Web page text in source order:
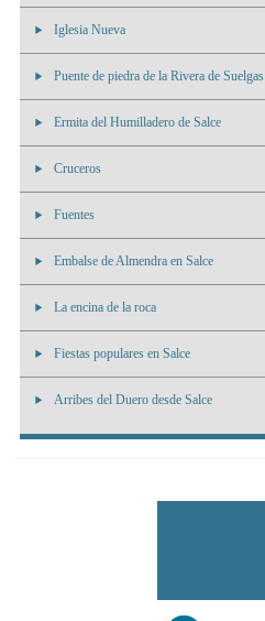
Iglesia Nueva
Puente de piedra de la Rivera de Suelgas
Ermita del Humilladero de Salce
Cruceros
Fuentes
Embalse de Almendra en Salce
La encina de la roca
Fiestas populares en Salce
Arribes del Duero desde Salce